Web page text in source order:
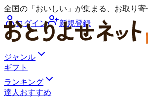
全国の「おいしい」が集まる、お取り寄
ログイン
新規登録
ジャンル
ギフト
ランキング
達人おすすめ